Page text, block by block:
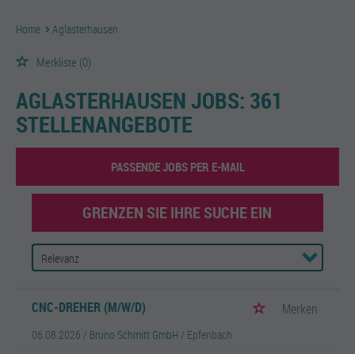
Home Aglasterhausen
Merkliste (0)
AGLASTERHAUSEN JOBS: 361
STELLENANGEBOTE
PASSENDE JOBS PER E-MAIL
GRENZEN SIE IHRE SUCHE EIN
CNC-DREHER (M/W/D) Merken
06.08.2026 / Bruno Schmitt GmbH / Epfenbach